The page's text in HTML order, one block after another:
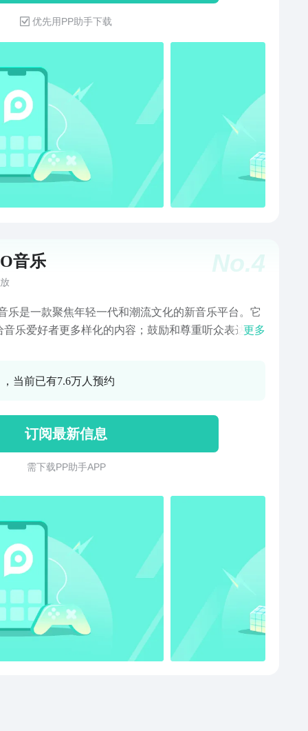
优先用PP助手下载
No.4
音乐
乐是一款聚焦年轻一代和潮流文化的新音乐平台。它
音乐爱好者更多样化的内容；鼓励和尊重听众表达自
动 「发现音乐」回到音乐本质 「音乐社
乐互动社区」：每日分享最新音乐动态，与你喜欢的
编辑部和音乐人推出，每日
、专辑、新歌推荐 「主题电台」：“个性电台+6
辑强力推荐 「流派搜索页」：除了音乐搜索
音乐人和热门流派歌单推荐 「个人中心」：这里
你有关，管理自己的个人信息 「个人主页」：关
）的个人资料、新歌和演出信息都在这里 「音乐播
可以看到的音乐节奏+独特的流派标签让你探索更多同
能参与一次） 有任何问题反馈请通过以下联
更多
当前已有7.6万人预约
订阅最新信息
需 下 载 P P 助 手 A P P